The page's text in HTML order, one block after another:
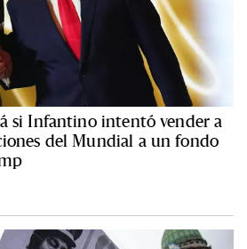
si Infantino intentó vender a
del Mundial a un fondo